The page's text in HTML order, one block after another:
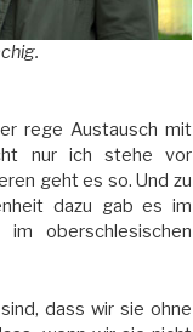
rege Austausch mit
nur ich stehe vor
geht es so. Und zu
dazu gab es im
oberschlesischen
dass wir sie ohne